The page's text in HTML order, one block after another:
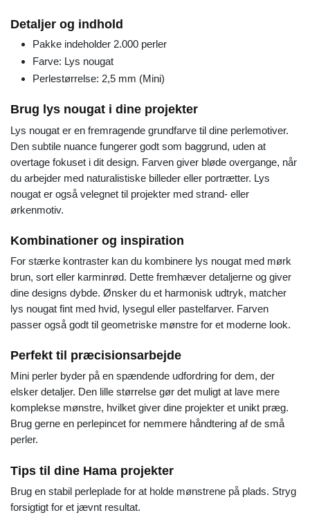
Detaljer og indhold
Pakke indeholder 2.000 perler
Farve: Lys nougat
Perlestørrelse: 2,5 mm (Mini)
Brug lys nougat i dine projekter
Lys nougat er en fremragende grundfarve til dine perlemotiver.
Den subtile nuance fungerer godt som baggrund, uden at
overtage fokuset i dit design. Farven giver bløde overgange, når
du arbejder med naturalistiske billeder eller portrætter. Lys
nougat er også velegnet til projekter med strand- eller
ørkenmotiv.
Kombinationer og inspiration
For stærke kontraster kan du kombinere lys nougat med mørk
brun, sort eller karminrød. Dette fremhæver detaljerne og giver
dine designs dybde. Ønsker du et harmonisk udtryk, matcher
lys nougat fint med hvid, lysegul eller pastelfarver. Farven
passer også godt til geometriske mønstre for et moderne look.
Perfekt til præcisionsarbejde
Mini perler byder på en spændende udfordring for dem, der
elsker detaljer. Den lille størrelse gør det muligt at lave mere
komplekse mønstre, hvilket giver dine projekter et unikt præg.
Brug gerne en perlepincet for nemmere håndtering af de små
perler.
Tips til dine Hama projekter
Brug en stabil perleplade for at holde mønstrene på plads. Stryg
forsigtigt for et jævnt resultat.